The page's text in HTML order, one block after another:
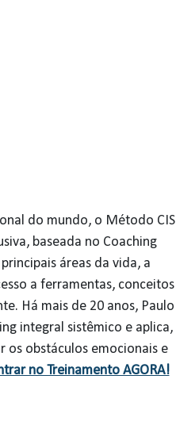
do mundo, o Método CIS
baseada no Coaching
áreas da vida, a
a ferramentas, conceitos
Há mais de 20 anos, Paulo
integral sistêmico e aplica,
os obstáculos emocionais e
no Treinamento AGORA!